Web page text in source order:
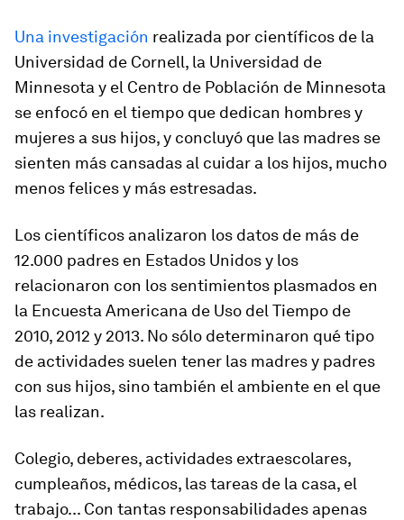
Una investigación realizada por científicos de la
Universidad de Cornell, la Universidad de
Minnesota y el Centro de Población de Minnesota
se enfocó en el tiempo que dedican hombres y
mujeres a sus hijos, y concluyó que las madres se
sienten más cansadas al cuidar a los hijos, mucho
menos felices y más estresadas.
Los científicos analizaron los datos de más de
12.000 padres en Estados Unidos y los
relacionaron con los sentimientos plasmados en
la Encuesta Americana de Uso del Tiempo de
2010, 2012 y 2013. No sólo determinaron qué tipo
de actividades suelen tener las madres y padres
con sus hijos, sino también el ambiente en el que
las realizan.
Colegio, deberes, actividades extraescolares,
cumpleaños, médicos, las tareas de la casa, el
trabajo... Con tantas responsabilidades apenas